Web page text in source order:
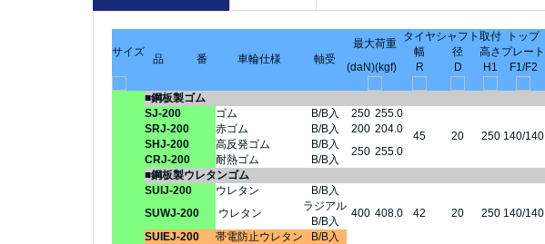
サイズ
品 番 車輪仕様 軸受
最大荷重
タイヤ
幅
シャフト
径
取付
高さ
トップ
プレート
(daN)(kgf) R D H1 F1/F2
■鋼板製ゴム
SJ-200
ゴム B/B入 250 255.0
45
20 250 140/140
SRJ-200
赤ゴム B/B入 200 204.0
SHJ-200
高反発ゴム B/B入
250 255.0
CRJ-200
耐熱ゴム B/B入
■鋼板製ウレタンゴム
SUIJ-200
ウレタン
B/B入
400 408.0 42 20 250 140/140
SUWJ-200
ウレタン
ラジアル
B/B入
SUIEJ-200
帯電防止ウレタン B/B入